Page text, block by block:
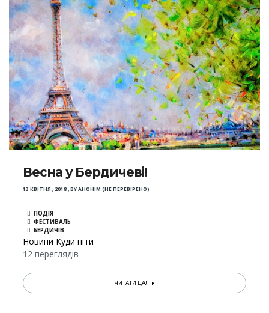
Весна у Бердичеві!
13 КВІТНЯ , 2018,BYАНОНІМ (НЕ ПЕРЕВІРЕНО)
ПОДІЯ
ФЕСТИВАЛЬ
БЕРДИЧІВ
Новини Куди піти
12 переглядів
ЧИТАТИ ДАЛІ